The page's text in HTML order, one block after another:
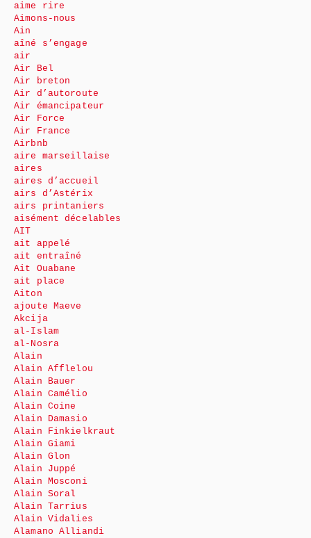
aime rire
Aimons-nous
Ain
aîné s’engage
air
Air Bel
Air breton
Air d’autoroute
Air émancipateur
Air Force
Air France
Airbnb
aire marseillaise
aires
aires d’accueil
airs d’Astérix
airs printaniers
aisément décelables
AIT
ait appelé
ait entraîné
Ait Ouabane
ait place
Aiton
ajoute Maeve
Akcija
al-Islam
al-Nosra
Alain
Alain Afflelou
Alain Bauer
Alain Camélio
Alain Coine
Alain Damasio
Alain Finkielkraut
Alain Giami
Alain Glon
Alain Juppé
Alain Mosconi
Alain Soral
Alain Tarrius
Alain Vidalies
Alamano Alliandi